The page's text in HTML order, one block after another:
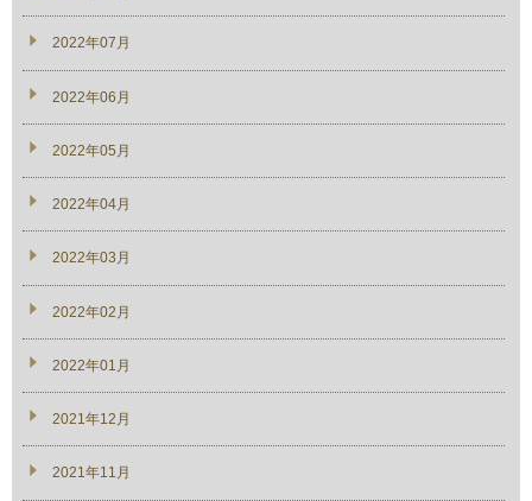
2022年07月
2022年06月
2022年05月
2022年04月
2022年03月
2022年02月
2022年01月
2021年12月
2021年11月